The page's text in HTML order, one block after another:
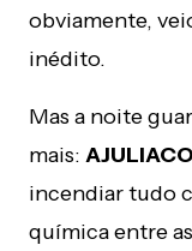
obviamente,
inédito.
Mas a noite
mais:
incendiar tudo
química entre